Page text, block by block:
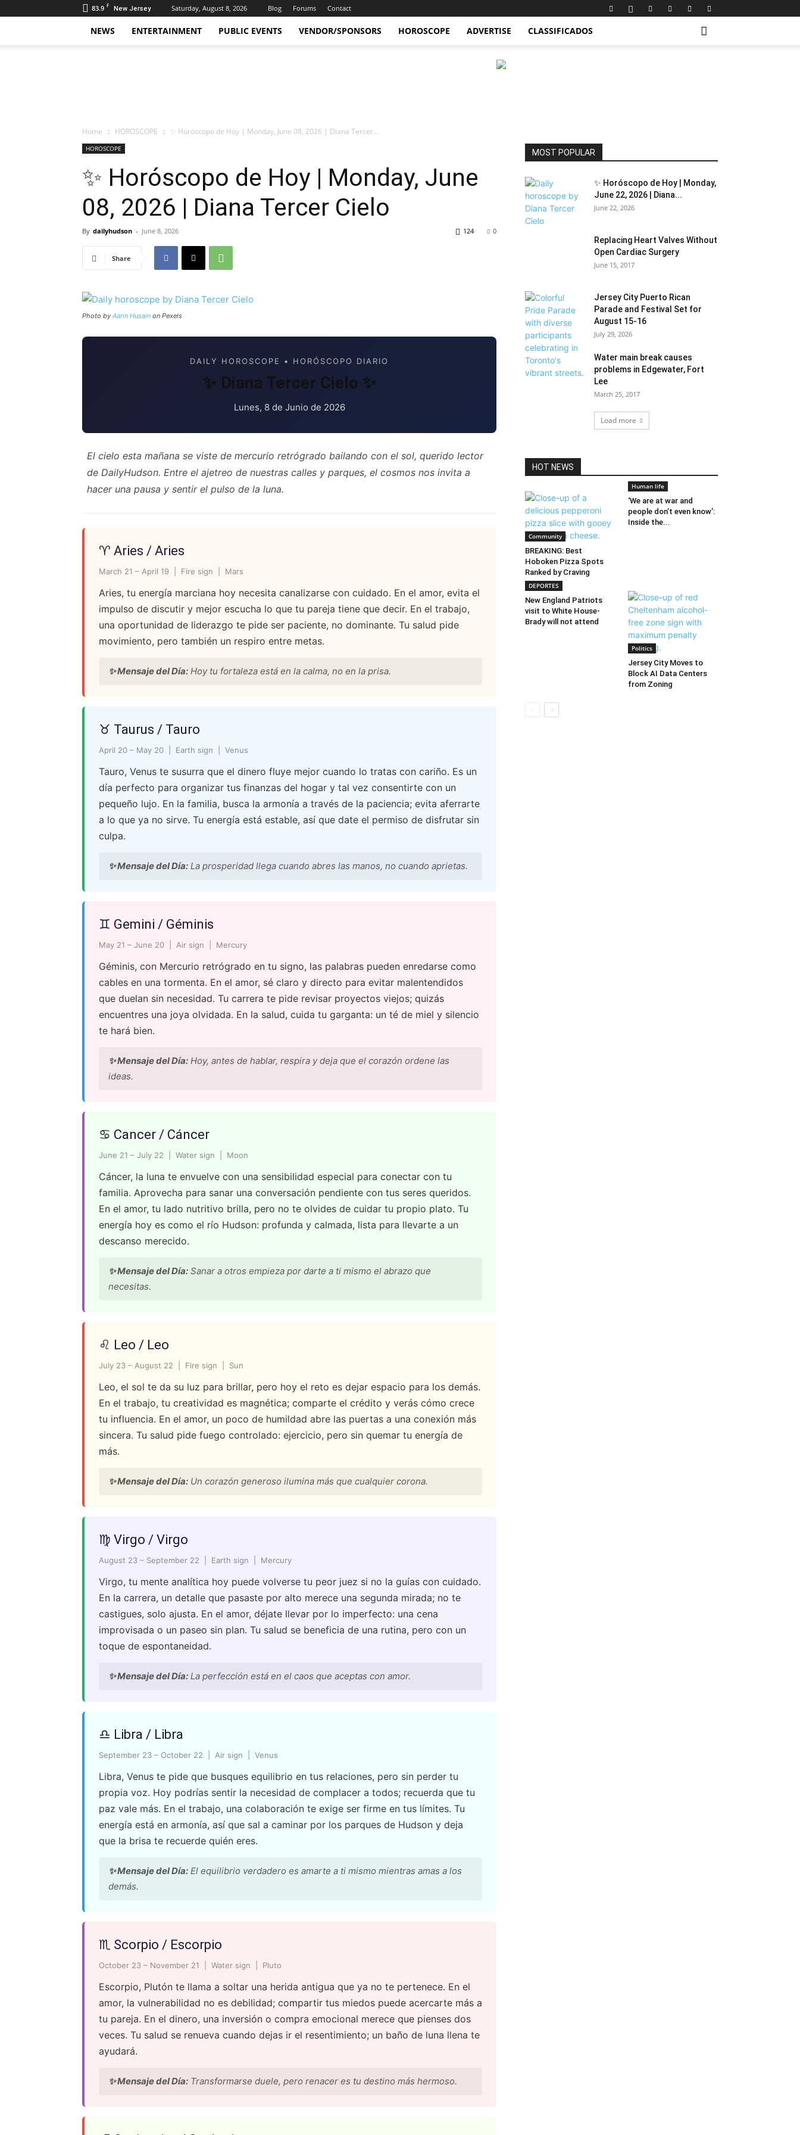
83.9 F New Jersey Saturday, August 8, 2026 Blog Forums Contact
NEWS ENTERTAINMENT PUBLIC EVENTS VENDOR/SPONSORS HOROSCOPE ADVERTISE CLASSIFICADOS
Home HOROSCOPE ✨ Horóscopo de Hoy | Monday, June 08, 2026 | Diana Tercer...
HOROSCOPE
✨ Horóscopo de Hoy | Monday, June
08, 2026 | Diana Tercer Cielo
By dailyhudson - June 8, 2026 0
124
Share
Photo by Aarin Husain on Pexels
DAILY HOROSCOPE • HORÓSCOPO DIARIO
✨ Diana Tercer Cielo ✨
Lunes, 8 de Junio de 2026
El cielo esta mañana se viste de mercurio retrógrado bailando con el sol, querido lector
de DailyHudson. Entre el ajetreo de nuestras calles y parques, el cosmos nos invita a
hacer una pausa y sentir el pulso de la luna.
♈ Aries / Aries
March 21 – April 19 | Fire sign | Mars
Aries, tu energía marciana hoy necesita canalizarse con cuidado. En el amor, evita el
impulso de discutir y mejor escucha lo que tu pareja tiene que decir. En el trabajo,
una oportunidad de liderazgo te pide ser paciente, no dominante. Tu salud pide
movimiento, pero también un respiro entre metas.
✨ Mensaje del Día: Hoy tu fortaleza está en la calma, no en la prisa.
♉ Taurus / Tauro
April 20 – May 20 | Earth sign | Venus
Tauro, Venus te susurra que el dinero fluye mejor cuando lo tratas con cariño. Es un
día perfecto para organizar tus finanzas del hogar y tal vez consentirte con un
pequeño lujo. En la familia, busca la armonía a través de la paciencia; evita aferrarte
a lo que ya no sirve. Tu energía está estable, así que date el permiso de disfrutar sin
culpa.
✨ Mensaje del Día: La prosperidad llega cuando abres las manos, no cuando aprietas.
♊ Gemini / Géminis
May 21 – June 20 | Air sign | Mercury
Géminis, con Mercurio retrógrado en tu signo, las palabras pueden enredarse como
cables en una tormenta. En el amor, sé claro y directo para evitar malentendidos
que duelan sin necesidad. Tu carrera te pide revisar proyectos viejos; quizás
encuentres una joya olvidada. En la salud, cuida tu garganta: un té de miel y silencio
te hará bien.
✨ Mensaje del Día: Hoy, antes de hablar, respira y deja que el corazón ordene las
ideas.
♋ Cancer / Cáncer
June 21 – July 22 | Water sign | Moon
Cáncer, la luna te envuelve con una sensibilidad especial para conectar con tu
familia. Aprovecha para sanar una conversación pendiente con tus seres queridos.
En el amor, tu lado nutritivo brilla, pero no te olvides de cuidar tu propio plato. Tu
energía hoy es como el río Hudson: profunda y calmada, lista para llevarte a un
descanso merecido.
✨ Mensaje del Día: Sanar a otros empieza por darte a ti mismo el abrazo que
necesitas.
♌ Leo / Leo
July 23 – August 22 | Fire sign | Sun
Leo, el sol te da su luz para brillar, pero hoy el reto es dejar espacio para los demás.
En el trabajo, tu creatividad es magnética; comparte el crédito y verás cómo crece
tu influencia. En el amor, un poco de humildad abre las puertas a una conexión más
sincera. Tu salud pide fuego controlado: ejercicio, pero sin quemar tu energía de
más.
✨ Mensaje del Día: Un corazón generoso ilumina más que cualquier corona.
♍ Virgo / Virgo
August 23 – September 22 | Earth sign | Mercury
Virgo, tu mente analítica hoy puede volverse tu peor juez si no la guías con cuidado.
En la carrera, un detalle que pasaste por alto merece una segunda mirada; no te
castigues, solo ajusta. En el amor, déjate llevar por lo imperfecto: una cena
improvisada o un paseo sin plan. Tu salud se beneficia de una rutina, pero con un
toque de espontaneidad.
✨ Mensaje del Día: La perfección está en el caos que aceptas con amor.
♎ Libra / Libra
September 23 – October 22 | Air sign | Venus
Libra, Venus te pide que busques equilibrio en tus relaciones, pero sin perder tu
propia voz. Hoy podrías sentir la necesidad de complacer a todos; recuerda que tu
paz vale más. En el trabajo, una colaboración te exige ser firme en tus límites. Tu
energía está en armonía, así que sal a caminar por los parques de Hudson y deja
que la brisa te recuerde quién eres.
✨ Mensaje del Día: El equilibrio verdadero es amarte a ti mismo mientras amas a los
demás.
♏ Scorpio / Escorpio
October 23 – November 21 | Water sign | Pluto
Escorpio, Plutón te llama a soltar una herida antigua que ya no te pertenece. En el
amor, la vulnerabilidad no es debilidad; compartir tus miedos puede acercarte más a
tu pareja. En el dinero, una inversión o compra emocional merece que pienses dos
veces. Tu salud se renueva cuando dejas ir el resentimiento; un baño de luna llena te
ayudará.
✨ Mensaje del Día: Transformarse duele, pero renacer es tu destino más hermoso.
MOST POPULAR
✨ Horóscopo de Hoy | Monday,
June 22, 2026 | Diana...
June 22, 2026
Replacing Heart Valves Without
Open Cardiac Surgery
June 15, 2017
Jersey City Puerto Rican
Parade and Festival Set for
August 15-16
July 29, 2026
Water main break causes
problems in Edgewater, Fort
Lee
March 25, 2017
Load more
HOT NEWS
Community
BREAKING: Best
Hoboken Pizza Spots
Ranked by Craving
Human life
‘We are at war and
people don’t even know’:
Inside the...
DEPORTES
New England Patriots
visit to White House-
Brady will not attend
Politics
Jersey City Moves to
Block AI Data Centers
from Zoning